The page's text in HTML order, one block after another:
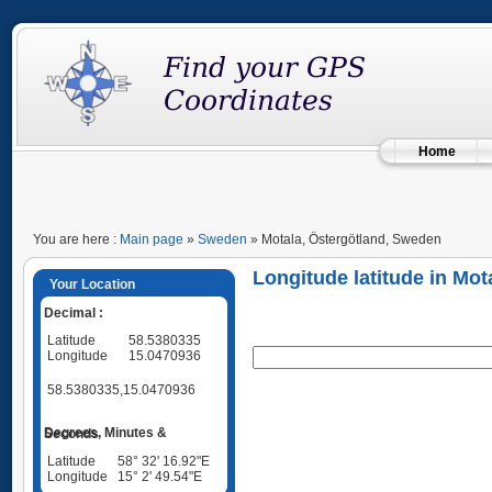
Home
You are here : Main page » Sweden » Motala, Östergötland, Sweden
Your Location
Decimal :
Latitude
58.5380335
Longitude
15.0470936
58.5380335,15.0470936
Degrees, Minutes & Seconds
Latitude
58° 32' 16.92"E
Longitude
15° 2' 49.54"E
Longitude latitude in